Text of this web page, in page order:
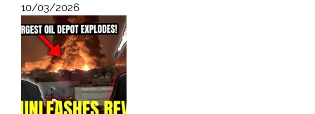
10/03/2026